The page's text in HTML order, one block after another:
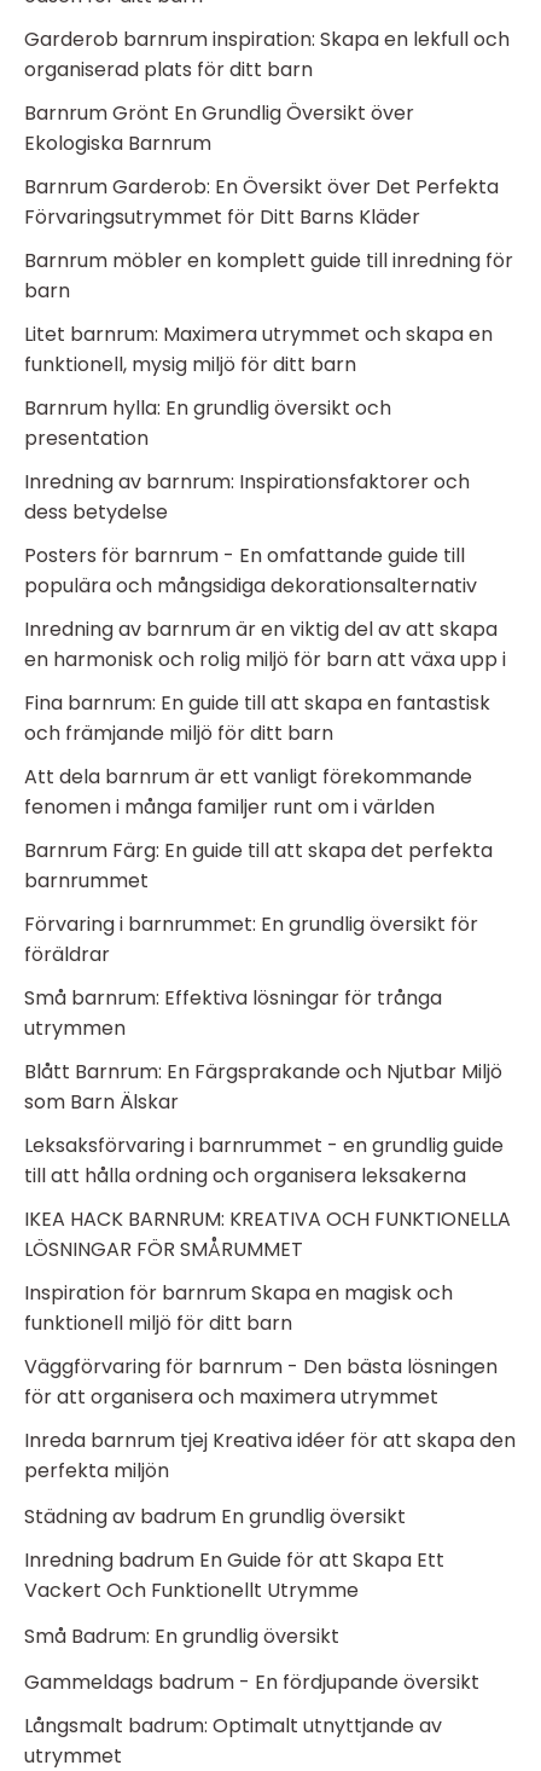
Garderob barnrum inspiration: Skapa en lekfull och
organiserad plats för ditt barn
Barnrum Grönt En Grundlig Översikt över
Ekologiska Barnrum
Barnrum Garderob: En Översikt över Det Perfekta
Förvaringsutrymmet för Ditt Barns Kläder
Barnrum möbler en komplett guide till inredning för
barn
Litet barnrum: Maximera utrymmet och skapa en
funktionell, mysig miljö för ditt barn
Barnrum hylla: En grundlig översikt och
presentation
Inredning av barnrum: Inspirationsfaktorer och
dess betydelse
Posters för barnrum - En omfattande guide till
populära och mångsidiga dekorationsalternativ
Inredning av barnrum är en viktig del av att skapa
en harmonisk och rolig miljö för barn att växa upp i
Fina barnrum: En guide till att skapa en fantastisk
och främjande miljö för ditt barn
Att dela barnrum är ett vanligt förekommande
fenomen i många familjer runt om i världen
Barnrum Färg: En guide till att skapa det perfekta
barnrummet
Förvaring i barnrummet: En grundlig översikt för
föräldrar
Små barnrum: Effektiva lösningar för trånga
utrymmen
Blått Barnrum: En Färgsprakande och Njutbar Miljö
som Barn Älskar
Leksaksförvaring i barnrummet - en grundlig guide
till att hålla ordning och organisera leksakerna
IKEA HACK BARNRUM: KREATIVA OCH FUNKTIONELLA
LÖSNINGAR FÖR SMÅRUMMET
Inspiration för barnrum Skapa en magisk och
funktionell miljö för ditt barn
Väggförvaring för barnrum - Den bästa lösningen
för att organisera och maximera utrymmet
Inreda barnrum tjej Kreativa idéer för att skapa den
perfekta miljön
Städning av badrum En grundlig översikt
Inredning badrum En Guide för att Skapa Ett
Vackert Och Funktionellt Utrymme
Små Badrum: En grundlig översikt
Gammeldags badrum - En fördjupande översikt
Långsmalt badrum: Optimalt utnyttjande av
utrymmet